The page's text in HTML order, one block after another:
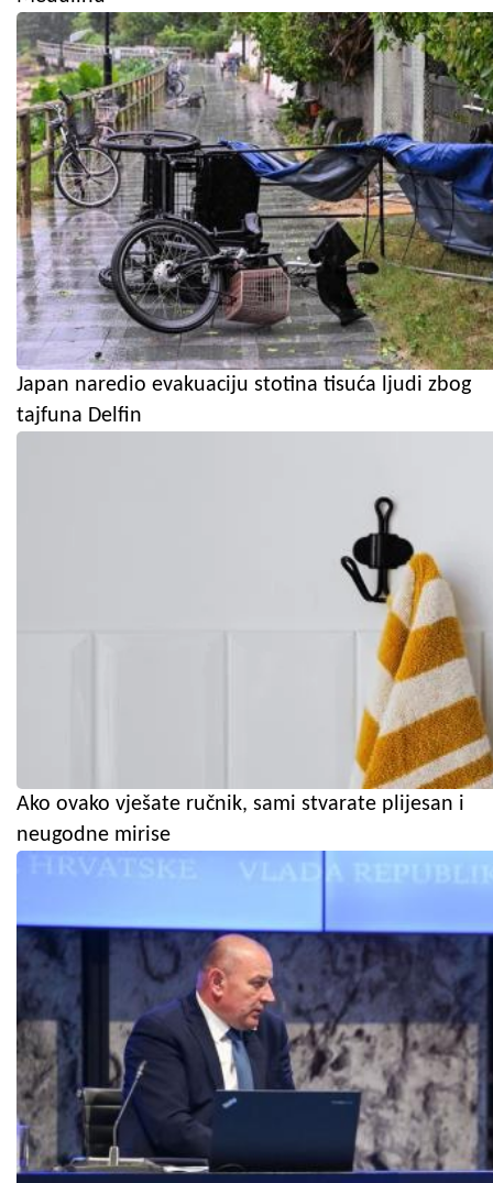
Japan naredio evakuaciju stotina tisuća ljudi zbog
tajfuna Delfin
Ako ovako vješate ručnik, sami stvarate plijesan i
neugodne mirise